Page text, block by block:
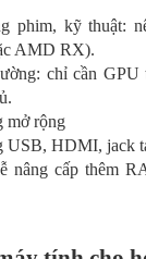
phim, kỹ thuật:
AMD RX).
chỉ cần
mở rộng
USB, HDMI, jack
nâng cấp thêm